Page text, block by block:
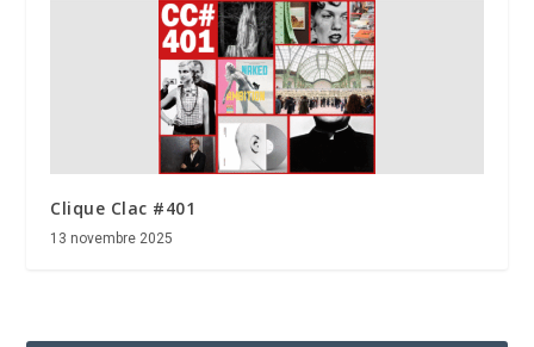
Clique Clac #401
13 novembre 2025